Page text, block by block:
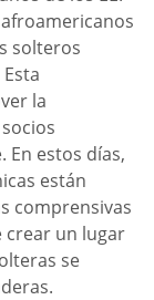
solteros
la
estos días,
están
comprensivas
crear un lugar
se